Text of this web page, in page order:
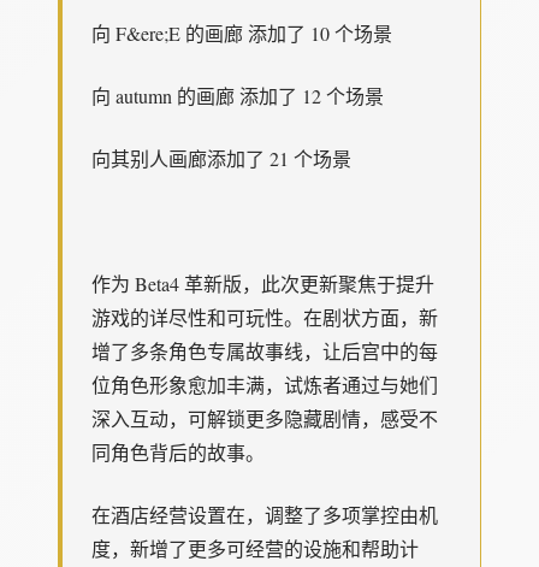
向 F&ere;E 的画廊 添加了 10 个场景
向 autumn 的画廊 添加了 12 个场景
向其别人画廊添加了 21 个场景
作为 Beta4 革新版，此次更新聚焦于提升
游戏的详尽性和可玩性。在剧状方面，新
增了多条角色专属故事线，让后宫中的每
位角色形象愈加丰满，试炼者通过与她们
深入互动，可解锁更多隐藏剧情，感受不
同角色背后的故事。
在酒店经营设置在，调整了多项掌控由机
度，新增了更多可经营的设施和帮助计